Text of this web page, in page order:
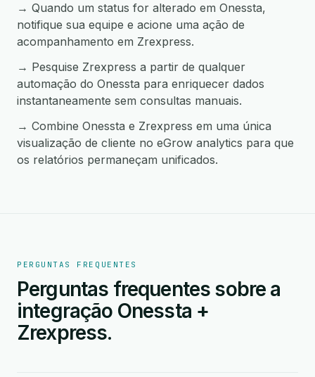
→ Quando um status for alterado em Onessta,
notifique sua equipe e acione uma ação de
acompanhamento em Zrexpress.
→ Pesquise Zrexpress a partir de qualquer
automação do Onessta para enriquecer dados
instantaneamente sem consultas manuais.
→ Combine Onessta e Zrexpress em uma única
visualização de cliente no eGrow analytics para que
os relatórios permaneçam unificados.
PERGUNTAS FREQUENTES
Perguntas frequentes sobre a
integração Onessta +
Zrexpress.